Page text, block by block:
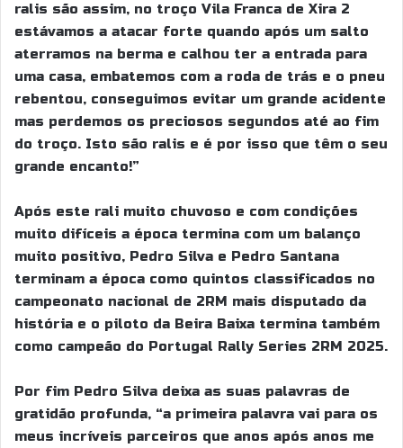
ralis são assim, no troço Vila Franca de Xira 2
estávamos a atacar forte quando após um salto
aterramos na berma e calhou ter a entrada para
uma casa, embatemos com a roda de trás e o pneu
rebentou, conseguimos evitar um grande acidente
mas perdemos os preciosos segundos até ao fim
do troço. Isto são ralis e é por isso que têm o seu
grande encanto!”
Após este rali muito chuvoso e com condições
muito difíceis a época termina com um balanço
muito positivo, Pedro Silva e Pedro Santana
terminam a época como quintos classificados no
campeonato nacional de 2RM mais disputado da
história e o piloto da Beira Baixa termina também
como campeão do Portugal Rally Series 2RM 2025.
Por fim Pedro Silva deixa as suas palavras de
gratidão profunda, “a primeira palavra vai para os
meus incríveis parceiros que anos após anos me